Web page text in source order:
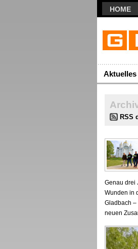
HOME
Aktuelles
Archiv
RSS
Genau drei
Wunden in
Gladbach –
neuen